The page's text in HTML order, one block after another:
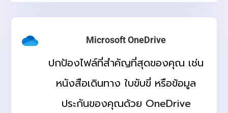
Microsoft OneDrive
ปกป้องไฟล์ที่สำคัญที่สุดของคุณ เช่น
หนังสือเดินทาง ใบขับขี่ หรือข้อมูล
ประกันของคุณด้วย OneDrive